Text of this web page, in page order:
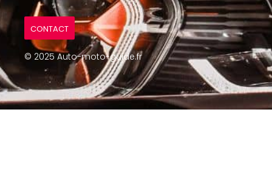
CONTACT
© 2025 Auto-moto-guide.fr